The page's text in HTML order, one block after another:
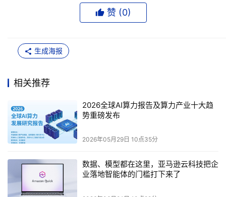
赞 (0)
生成海报
相关推荐
2026全球AI算力报告及算力产业十大趋
势重磅发布
2026年05月29日 10点35分
数据、模型都在这里，亚马逊云科技把企
业落地智能体的门槛打下来了